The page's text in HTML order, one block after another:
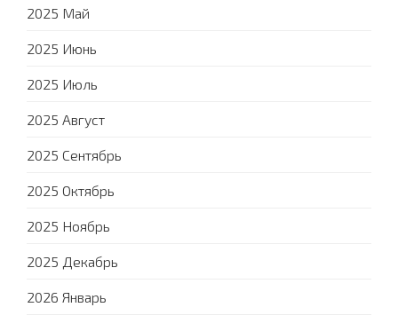
2025 Май
2025 Июнь
2025 Июль
2025 Август
2025 Сентябрь
2025 Октябрь
2025 Ноябрь
2025 Декабрь
2026 Январь